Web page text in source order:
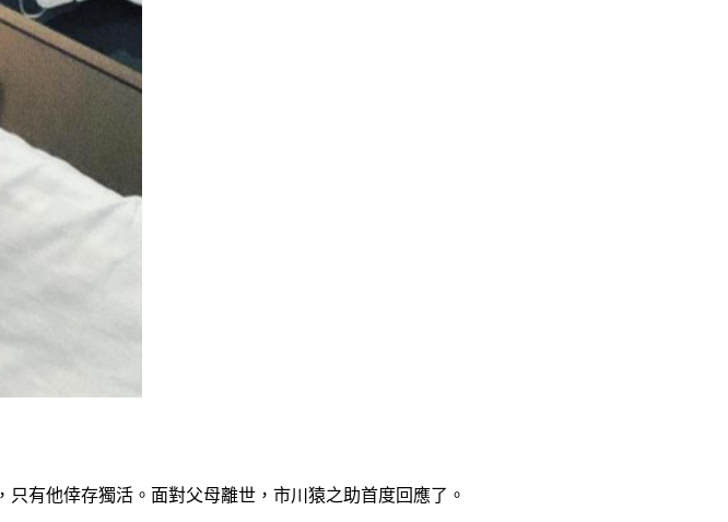
有他倖存獨活。面對父母離世，市川猿之助首度回應了。